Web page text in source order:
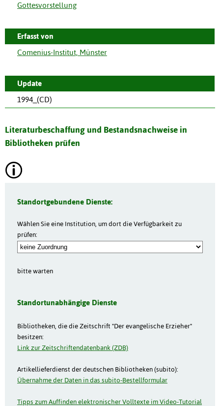
Gottesvorstellung
Erfasst von
Comenius-Institut, Münster
Update
1994_(CD)
Literaturbeschaffung und Bestandsnachweise in
Bibliotheken prüfen
Standortgebundene Dienste:
Wählen Sie eine Institution, um dort die Verfügbarkeit zu
prüfen:
bitte warten
Standortunabhängige Dienste
Bibliotheken, die die Zeitschrift "Der evangelische Erzieher"
besitzen:
Link zur Zeitschriftendatenbank (ZDB)
Artikellieferdienst der deutschen Bibliotheken (subito):
Übernahme der Daten in das subito-Bestellformular
Tipps zum Auffinden elektronischer Volltexte im Video-Tutorial